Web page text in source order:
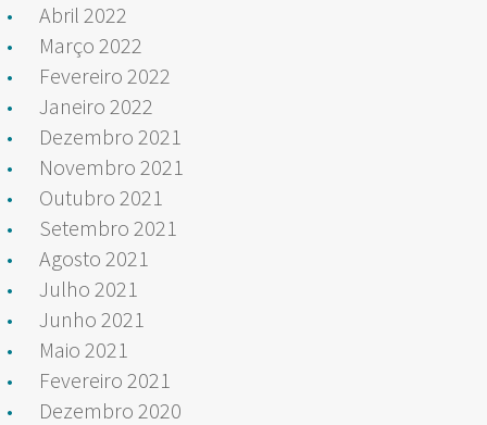
Abril 2022
Março 2022
Fevereiro 2022
Janeiro 2022
Dezembro 2021
Novembro 2021
Outubro 2021
Setembro 2021
Agosto 2021
Julho 2021
Junho 2021
Maio 2021
Fevereiro 2021
Dezembro 2020